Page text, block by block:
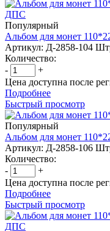
Популярный
Альбом для монет
Артикул: Д-2858-104
Количество:
-
+
Цена доступна после
Подробнее
Быстрый просмотр
Популярный
Альбом для монет
Артикул: Д-2858-106
Количество:
-
+
Цена доступна после
Подробнее
Быстрый просмотр